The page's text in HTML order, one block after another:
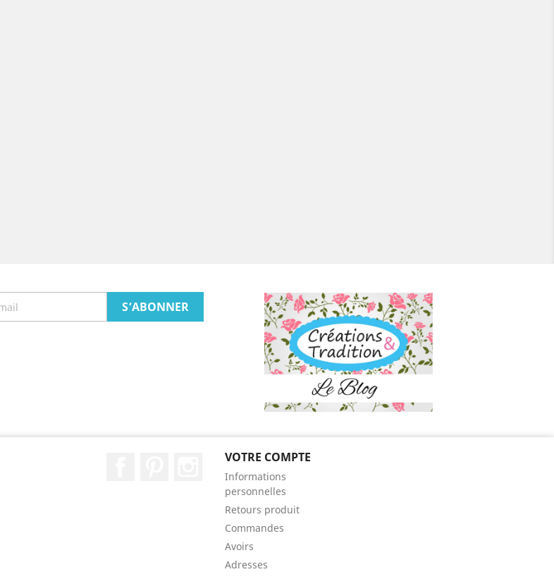
Instagram
VOTRE COMPTE
Informations
personnelles
Retours produit
Commandes
Avoirs
Adresses